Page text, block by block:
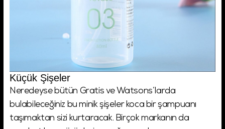
Küçük Şişeler
Neredeyse bütün Gratis ve Watsons’larda
bulabileceğiniz bu minik şişeler koca bir şampuanı
taşımaktan sizi kurtaracak. Birçok markanın da